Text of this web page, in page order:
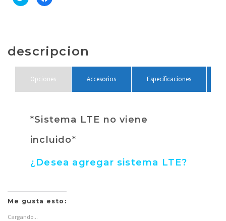
clic
una
ventana
clic
una
ventana
descripcion
Opciones Accesorios Especificaciones
*Sistema LTE no viene
incluido*
¿Desea agregar sistema LTE?
Especificaciones de
Me gusta esto:
Cargando...